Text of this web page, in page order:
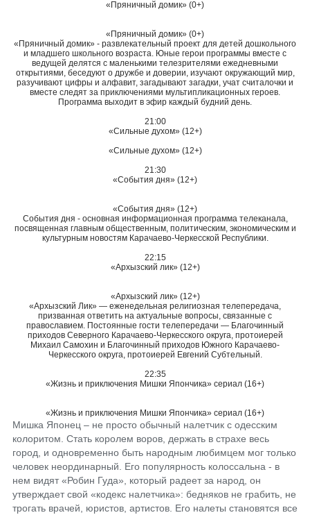
«Пряничный домик» (0+)
«Пряничный домик» (0+)
«Пряничный домик» - развлекательный проект для детей дошкольного
и младшего школьного возраста. Юные герои программы вместе с
ведущей делятся с маленькими телезрителями ежедневными
открытиями, беседуют о дружбе и доверии, изучают окружающий мир,
разучивают цифры и алфавит, загадывают загадки, учат считалочки и
вместе следят за приключениями мультипликационных героев.
Программа выходит в эфир каждый будний день.
21:00
«Сильные духом» (12+)
«Сильные духом» (12+)
21:30
«События дня» (12+)
«События дня» (12+)
События дня - основная информационная программа телеканала,
посвященная главным общественным, политическим, экономическим и
культурным новостям Карачаево-Черкесской Республики.
22:15
«Архызский лик» (12+)
«Архызский лик» (12+)
«Архызский Лик» — еженедельная религиозная телепередача,
призванная ответить на актуальные вопросы, связанные с
православием. Постоянные гости телепередачи — Благочинный
приходов Северного Карачаево-Черкесского округа, протоиерей
Михаил Самохин и Благочинный приходов Южного Карачаево-
Черкесского округа, протоиерей Евгений Субтельный.
22:35
«Жизнь и приключения Мишки Япончика» сериал (16+)
«Жизнь и приключения Мишки Япончика» сериал (16+)
Мишка Японец – не просто обычный налетчик с одесским
колоритом. Стать королем воров, держать в страхе весь
город, и одновременно быть народным любимцем мог только
человек неординарный. Его популярность колоссальна - в
нем видят «Робин Гуда», который радеет за народ, он
утверждает свой «кодекс налетчика»: бедняков не грабить, не
трогать врачей, юристов, артистов. Его налеты становятся все